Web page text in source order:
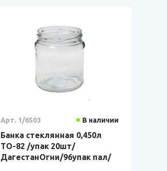
Арт. 1/6503 В наличии
Банка стеклянная 0,450л
ТО-82 /упак 20шт/
ДагестанОгни/96упак пал/